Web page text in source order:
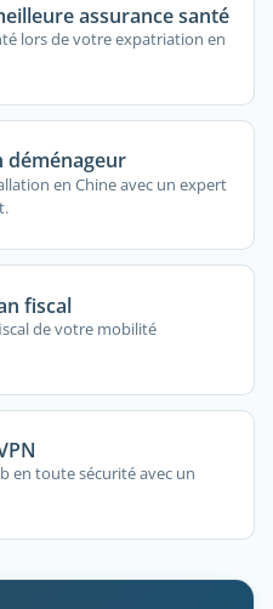
assurance santé
lors de votre expatriation en
déménageur
en Chine avec un expert
fiscal
de votre mobilité
en toute sécurité avec un